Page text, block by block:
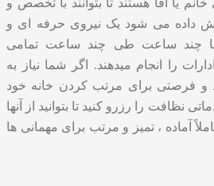
خانم یا آقا هستند تا بتوانند با تخصص و
داده می شود یک نیروی حرفه ای و
آنها چند ساعت طی چند ساعت تمامی
را انجام میدهند. اگر شما نیاز به
و فرصتی برای مرتب کردن خانه خود
نظافت را رزرو کنید تا بتوانید از آنها
آماده ، تمیز و مرتب برای مهمانی ها